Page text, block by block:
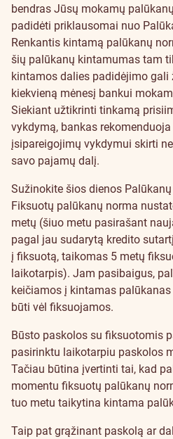
bendras Jūsų mokamų
padidėti priklausomai nuo
Renkantis kintamą palūkanų
šių palūkanų kintamumas tam
kintamos dalies padidėjimo
kiekvieną mėnesį bankui
Siekiant užtikrinti tinkamą
vykdymą, bankas
įsipareigojimų vykdymui skirti
savo pajamų dalį.
Sužinokite šios dienos
Fiksuotų palūkanų norma
metų (šiuo metu pasirašant
pagal jau sudarytą kredito
į fiksuotą, taikomas 5 metų
laikotarpis). Jam pasibaigus,
keičiamos į kintamas
būti vėl fiksuojamos.
Būsto paskolos su fiksuotomis
pasirinktu laikotarpiu paskolos
Tačiau būtina įvertinti tai, kad
momentu fiksuotų palūkanų
tuo metu taikytina kintama
Taip pat grąžinant paskolą ar